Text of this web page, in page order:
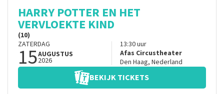
HARRY POTTER EN HET
VERVLOEKTE KIND
(10)
ZATERDAG
15AUGUSTUS
2026
13:30uur
Afas Circustheater
Den Haag, Nederland
BEKIJK TICKETS